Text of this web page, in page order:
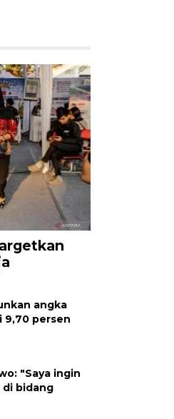
angka
9,70 persen
"Saya ingin
di bidang